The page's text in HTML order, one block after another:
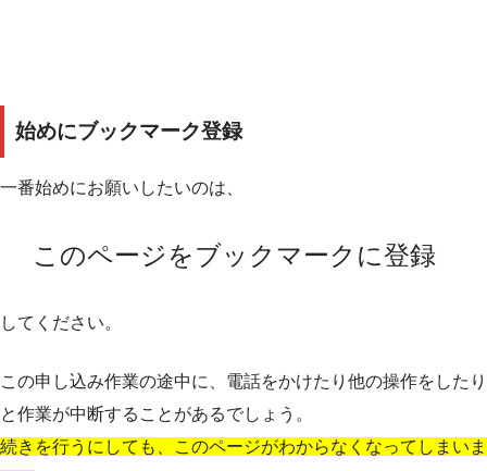
始めにブックマーク登録
一番始めにお願いしたいのは、
このページをブックマークに登録
してください。
この申し込み作業の途中に、電話をかけたり他の操作をしたり
と作業が中断することがあるでしょう。
続きを行うにしても、このページがわからなくなってしまいま